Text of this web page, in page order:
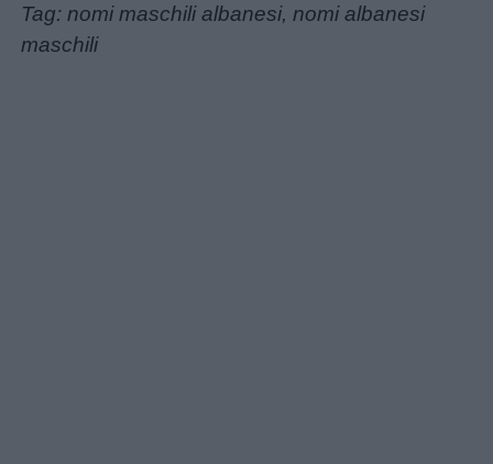
Tag: nomi maschili albanesi, nomi albanesi
maschili